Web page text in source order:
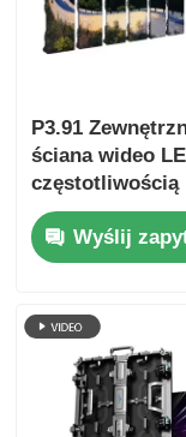
P3.91
ściana wideo
częstotliwością
odświeżania
pełnym kolorem
wyświetlacza i
koncertów i
scenicznych
Wyślij